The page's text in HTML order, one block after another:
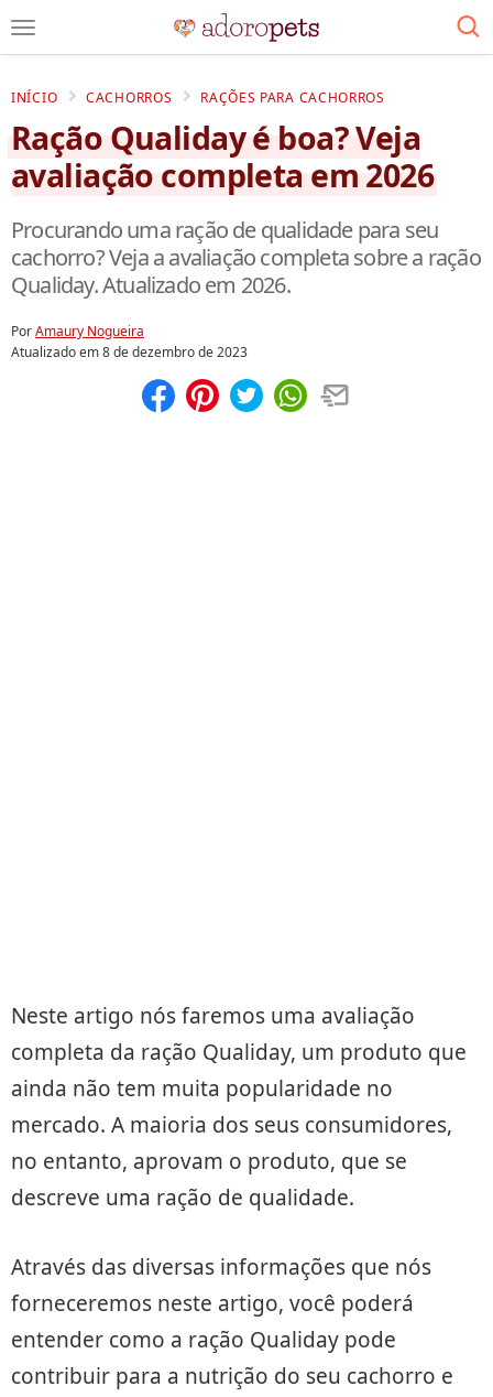
INÍCIO CACHORROS RAÇÕES PARA CACHORROS
Ração Qualiday é boa? Veja
avaliação completa em 2026
Procurando uma ração de qualidade para seu
cachorro? Veja a avaliação completa sobre a ração
Qualiday. Atualizado em 2026.
PorAmaury Nogueira
Atualizado em8 de dezembro de 2023
Neste artigo nós faremos uma avaliação
completa da ração Qualiday, um produto que
ainda não tem muita popularidade no
mercado. A maioria dos seus consumidores,
no entanto, aprovam o produto, que se
descreve uma ração de qualidade.
Através das diversas informações que nós
forneceremos neste artigo, você poderá
entender como a ração Qualiday pode
contribuir para a nutrição do seu cachorro e